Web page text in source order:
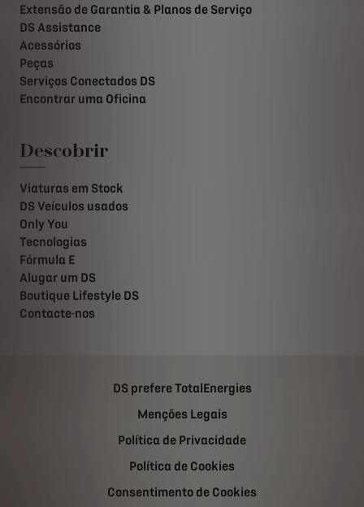
Extensão de Garantia & Planos de Serviço
DS Assistance
Acessórios
Peças
Serviços Conectados DS
Encontrar uma Oficina
Descobrir
Viaturas em Stock
DS Veículos usados
Only You
Tecnologias
Fórmula E
Alugar um DS
Boutique Lifestyle DS
Contacte-nos
DS prefere TotalEnergies
Menções Legais
Política de Privacidade
Política de Cookies
Consentimento de Cookies